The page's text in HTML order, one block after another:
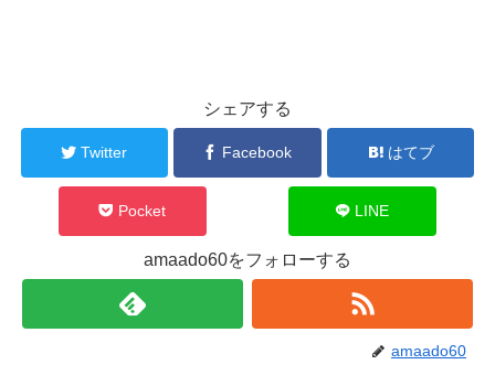
シェアする
Twitter Facebook はてブ
Pocket LINE
amaado60をフォローする
amaado60